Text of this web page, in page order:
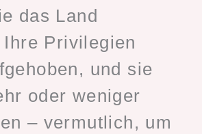
das Land
Privilegien
und sie
oder weniger
– vermutlich, um